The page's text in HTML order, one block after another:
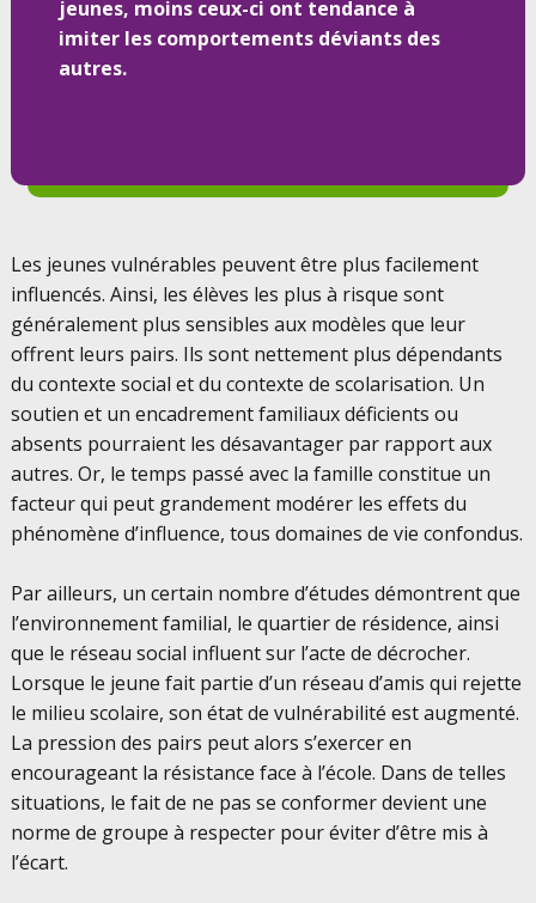
jeunes, moins ceux-ci ont tendance à
imiter les comportements déviants des
autres.
Les jeunes vulnérables peuvent être plus facilement
influencés. Ainsi, les élèves les plus à risque sont
généralement plus sensibles aux modèles que leur
offrent leurs pairs. Ils sont nettement plus dépendants
du contexte social et du contexte de scolarisation. Un
soutien et un encadrement familiaux déficients ou
absents pourraient les désavantager par rapport aux
autres. Or, le temps passé avec la famille constitue un
facteur qui peut grandement modérer les effets du
phénomène d’influence, tous domaines de vie confondus.
Par ailleurs, un certain nombre d’études démontrent que
l’environnement familial, le quartier de résidence, ainsi
que le réseau social influent sur l’acte de décrocher.
Lorsque le jeune fait partie d’un réseau d’amis qui rejette
le milieu scolaire, son état de vulnérabilité est augmenté.
La pression des pairs peut alors s’exercer en
encourageant la résistance face à l’école. Dans de telles
situations, le fait de ne pas se conformer devient une
norme de groupe à respecter pour éviter d’être mis à
l’écart.